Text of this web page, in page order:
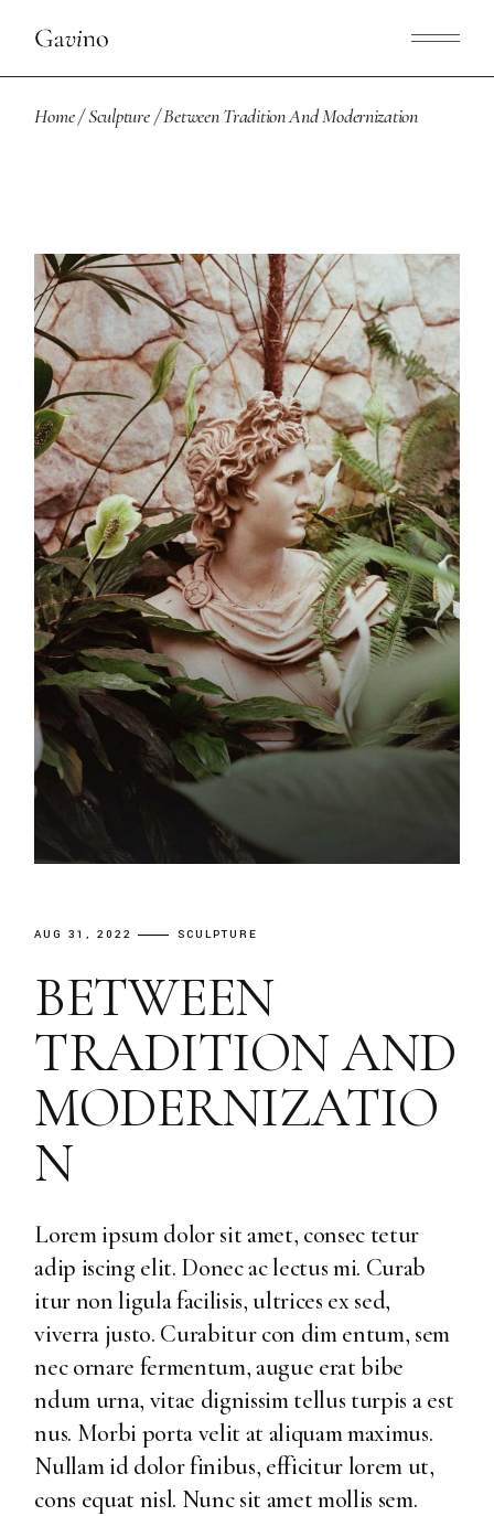
Home Sculpture Between Tradition And Modernization
AUG 31, 2022 SCULPTURE
BETWEEN
TRADITION AND
MODERNIZATIO
N
Lorem ipsum dolor sit amet, consec tetur
adip iscing elit. Donec ac lectus mi. Curab
itur non ligula facilisis, ultrices ex sed,
viverra justo. Curabitur con dim entum, sem
nec ornare fermentum, augue erat bibe
ndum urna, vitae dignissim tellus turpis a est
nus. Morbi porta velit at aliquam maximus.
Nullam id dolor finibus, efficitur lorem ut,
cons equat nisl. Nunc sit amet mollis sem.